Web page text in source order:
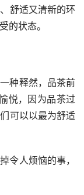
舒适又清新的环
的状态。
种释然，品茶前
悦，因为品茶过
可以以最为舒适
令人烦恼的事，